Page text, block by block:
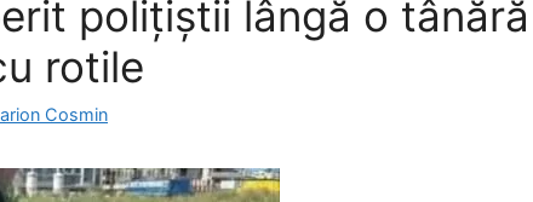
polițiștii lângă o
rotile
Cosmin